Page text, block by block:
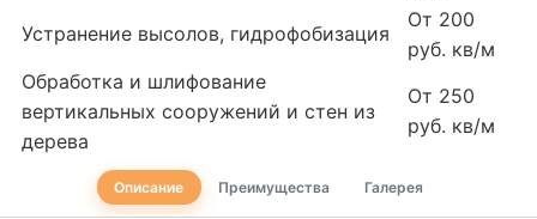
Устранение высолов, гидрофобизация
От 200
руб. кв/м
Обработка и шлифование
вертикальных сооружений и стен из
дерева
От 250
руб. кв/м
Описание Преимущества Галерея